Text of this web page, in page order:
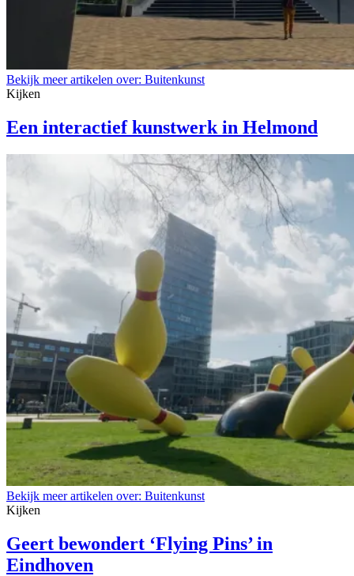
Bekijk meer artikelen over: Buitenkunst
Kijken
Een interactief kunstwerk in Helmond
Bekijk meer artikelen over: Buitenkunst
Kijken
Geert bewondert ‘Flying Pins’ in
Eindhoven